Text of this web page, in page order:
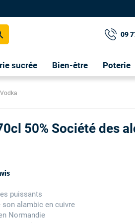
sucrée Bien-être Poterie
09
50% Société des
puissants
alambic en cuivre
Normandie